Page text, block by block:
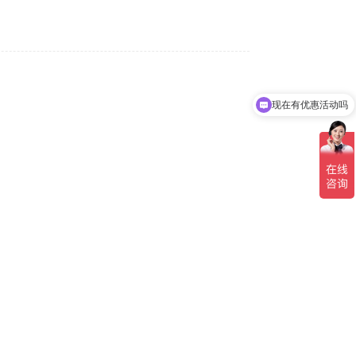
现在有优惠活动吗